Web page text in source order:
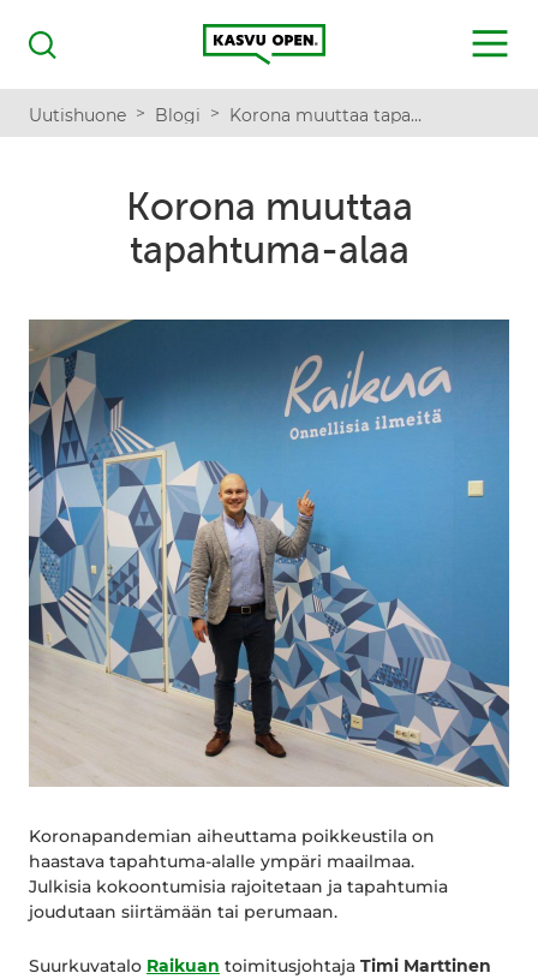
Haku
Kasvu Open
MENU
Uutishuone > Blogi > Korona muuttaa tapahtuma-alaa
Korona muuttaa
tapahtuma-alaa
Koronapandemian aiheuttama poikkeustila on
haastava tapahtuma-alalle ympäri maailmaa.
Julkisia kokoontumisia rajoitetaan ja tapahtumia
joudutaan siirtämään tai perumaan.
Suurkuvatalo Raikuan toimitusjohtaja Timi Marttinen